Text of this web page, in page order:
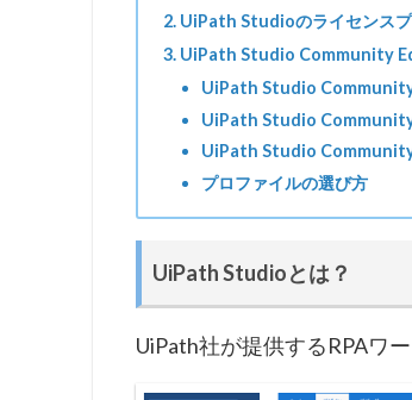
UiPath Studioのライセンスプ
UiPath Studio Community
UiPath Studio
UiPath Studio
UiPath Studio
プロファイルの選び方
UiPath Studioとは？
UiPath社が提供するRPAワ